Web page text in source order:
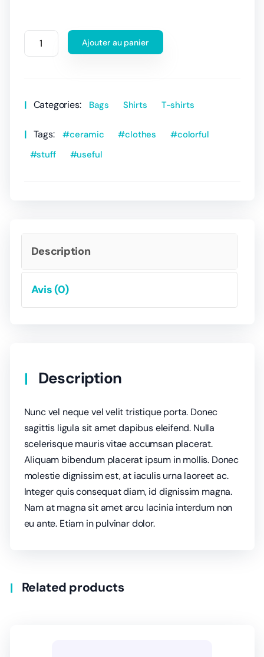
Ajouter au panier
Categories: Bags Shirts T-shirts
Tags: ceramic clothes
colorful
stuff
useful
Description
Avis (0)
Description
Nunc vel neque vel velit tristique porta. Donec
sagittis ligula sit amet dapibus eleifend. Nulla
scelerisque mauris vitae accumsan placerat.
Aliquam bibendum placerat ipsum in mollis. Donec
molestie dignissim est, at iaculis urna laoreet ac.
Integer quis consequat diam, id dignissim magna.
Nam at magna sit amet arcu lacinia interdum non
eu ante. Etiam in pulvinar dolor.
Related products